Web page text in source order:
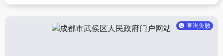
查询失败